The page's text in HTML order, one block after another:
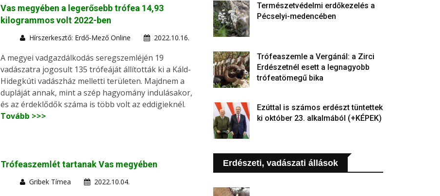
Vas megyében a legerősebb trófea 14,93
kilogrammos volt 2022-ben
Hírszerkesztő: Erdő-Mező Online 2022.10.16.
A megyei vadgazdálkodás seregszemléjén 19
vadászatra jogosult 135 trófeáját állították ki a Káld-
Hidegkúti vadászház melletti területen. Majdnem a
dupláját annak, mint a szép hagyomány indulásakor,
és az érdeklődők száma is több volt az eddigieknél.
Tovább >>>
Trófeaszemlét tartanak Vas megyében
Gribek Tímea 2022.10.04.
Természetvédelmi erdőkezelés a
Pécselyi-medencében
Trófeaszemle a Vergánál: a Zirci
Erdészetnél esett a legnagyobb
trófeatömegű bika
Ezúttal is számos erdészt tüntettek
ki október 23. alkalmából (+KÉPEK)
Erdészeti, vadászati állások